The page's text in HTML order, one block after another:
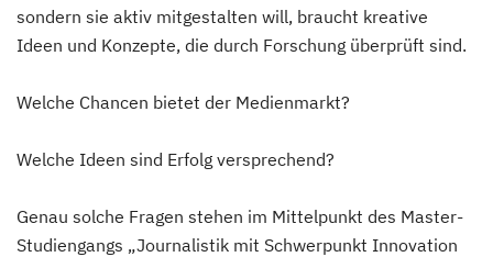
sondern sie aktiv mitgestalten will, braucht kreative
Ideen und Konzepte, die durch Forschung überprüft sind.
Welche Chancen bietet der Medienmarkt?
Welche Ideen sind Erfolg versprechend?
Genau solche Fragen stehen im Mittelpunkt des Master-
Studiengangs „Journalistik mit Schwerpunkt Innovation